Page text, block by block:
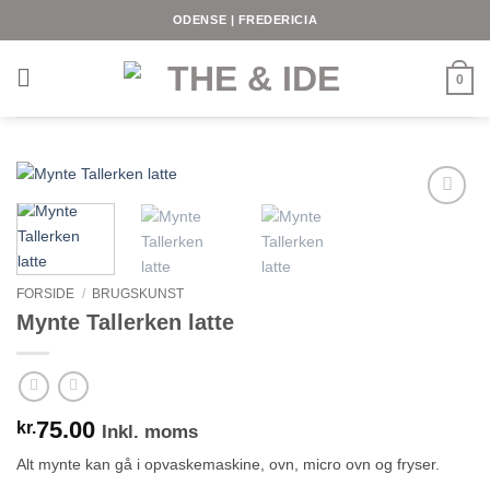
ODENSE | FREDERICIA
0
FORSIDE / BRUGSKUNST
Mynte Tallerken latte
kr. 75.00 Inkl. moms
Alt mynte kan gå i opvaskemaskine, ovn, micro ovn og fryser.